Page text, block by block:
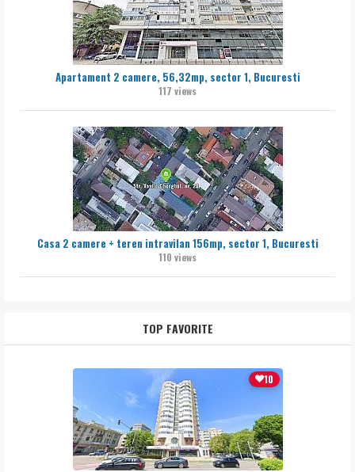
Apartament 2 camere, 56,32mp, sector 1, Bucuresti
117 views
Casa 2 camere + teren intravilan 156mp, sector 1, Bucuresti
110 views
TOP FAVORITE
10